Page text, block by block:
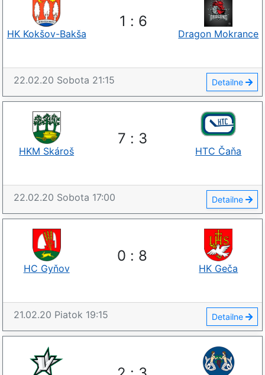
1 : 6
HK Kokšov-Bakša Dragon Mokrance
22.02.20 Sobota 21:15 Detailne
7 : 3
HKM Skároš HTC Čaňa
22.02.20 Sobota 17:00 Detailne
0 : 8
HC Gyňov HK Geča
21.02.20 Piatok 19:15 Detailne